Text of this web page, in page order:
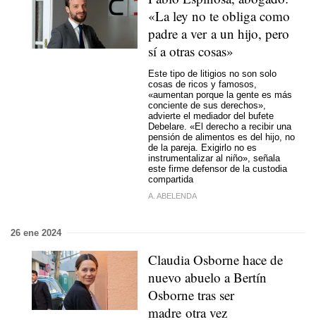
«La ley no te obliga como
padre a ver a un hijo, pero
sí a otras cosas»
Este tipo de litigios no son solo
cosas de ricos y famosos,
«aumentan porque la gente es más
conciente de sus derechos»,
advierte el mediador del bufete
Debelare. «El derecho a recibir una
pensión de alimentos es del hijo, no
de la pareja. Exigirlo no es
instrumentalizar al niño», señala
este firme defensor de la custodia
compartida
A. ABELENDA
26 ene 2024
Claudia Osborne hace de
nuevo abuelo a Bertín
Osborne tras ser
madre otra vez